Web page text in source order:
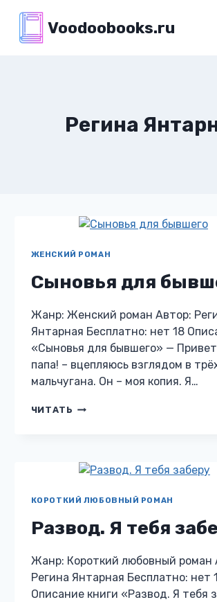
содержимому
Voodoobooks.ru
Регина
ЖЕНСКИЙ РОМАН
Сыновья для
Жанр: Женский роман Автор:
Янтарная Бесплатно: нет 18
«Сыновья для бывшего» —
папа! – вцепляюсь взглядом в
мальчугана. Он – моя копия. Я…
ЧИТАТЬ СЫНОВЬЯ
КОРОТКИЙ ЛЮБОВНЫЙ РОМАН
Развод. Я тебя
Жанр: Короткий любовный роман
Регина Янтарная Бесплатно: нет
Описание книги «Развод. Я тебя